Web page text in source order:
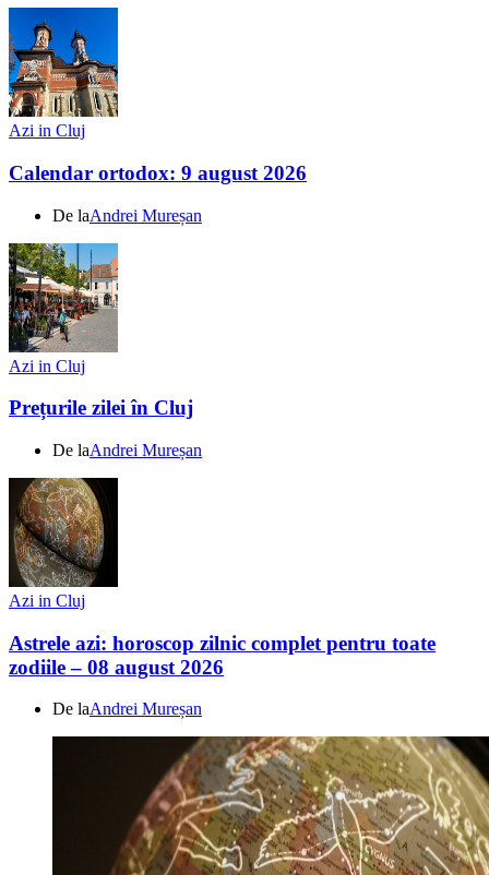
Azi in Cluj
Calendar ortodox: 9 august 2026
De laAndrei Mureșan
Azi in Cluj
Prețurile zilei în Cluj
De laAndrei Mureșan
Azi in Cluj
Astrele azi: horoscop zilnic complet pentru toate
zodiile – 08 august 2026
De laAndrei Mureșan